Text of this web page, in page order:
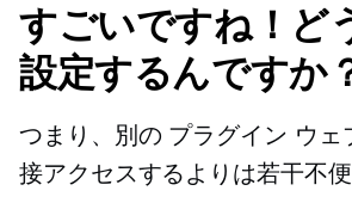
すごいですね！ど
設定するんですか
つまり、別の プラグイン ウェ
接アクセスするよりは若干不